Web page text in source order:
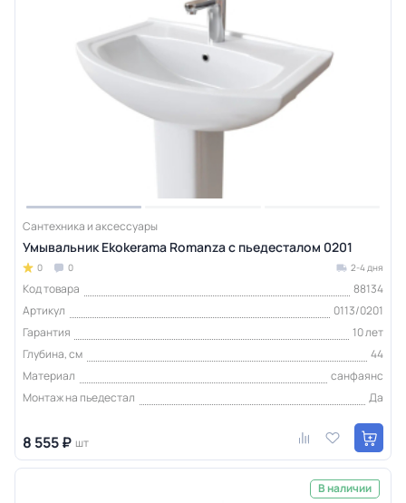
Сантехника и аксессуары
Умывальник Ekokerama Romanza с пьедесталом 0201
0 0 2-4 дня
Код товара
88134
Артикул
0113/0201
Гарантия
10 лет
Глубина, см
44
Материал
санфаянс
Монтаж на пьедестал
Да
8 555 ₽ шт
В наличии